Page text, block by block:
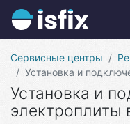
Сервисные центры
Установка и
Установка и
электроплиты